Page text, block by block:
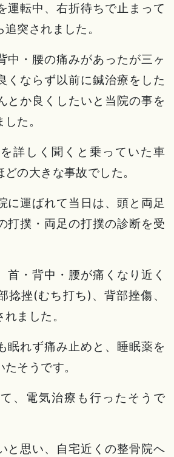
運転中、右折待ちで止まって
突されました。
中・腰の痛みがあったが三ヶ
くならず以前に鍼治療をした
とか良くしたいと当院の事を
た。
詳しく聞くと乗っていた車
の大きな事故でした。
に運ばれて当日は、頭と両足
打撲・両足の打撲の診断を受
首・背中・腰が痛くなり近く
捻挫(むち打ち)、背部挫傷、
ました。
眠れず痛み止めと、睡眠薬を
そうです。
、電気治療も行ったそうで
と思い、自宅近くの整骨院へ